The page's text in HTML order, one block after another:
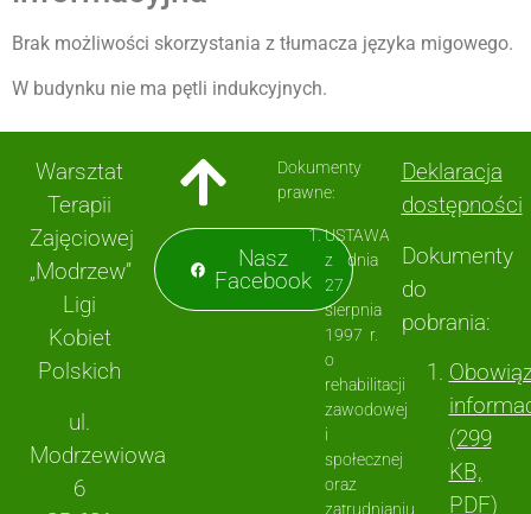
Brak możliwości skorzystania z tłumacza języka migowego.
W budynku nie ma pętli indukcyjnych.
Warsztat
Terapii
Zajęciowej
„Modrzew”
Ligi
Kobiet
Polskich
ul.
Modrzewiowa
6
Nasz
Facebook
Dokumenty
prawne:
USTAWA
z dnia
27
sierpnia
1997 r.
o
rehabilitacji
zawodowej
i
społecznej
oraz
zatrudnianiu
Deklaracja
dostępności
Dokumenty
do
pobrania:
(299
KB,
PDF)